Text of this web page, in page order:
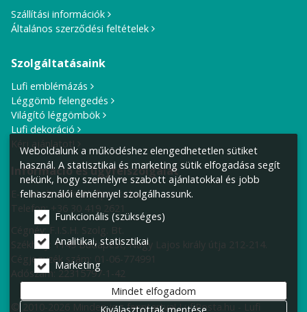
Szállítási információk
Általános szerződési feltételek
Szolgáltatásaink
Lufi emblémázás
Léggömb felengedés
Világító léggömbök
Lufi dekoráció
Kérj ajánlatot!
Információ és ügyfélszolgálat
E-mail cím:info@lufiposta.hu
Telefon:+36 30 419 2621
Cégnév: F.I.S.H. Szolg. Bt.
Székhely: 1149 Budapest, Nagy Lajos király útja 212-214.
Cégjegyzék szám: 01-06-774991
Adószám: 22315797-1-42
© 2010-2026 Minden jog fenntartva! LufiPosta.hu - Lufi
Weboldalunk a működéshez elengedhetetlen sütiket
használ. A statisztikai és marketing sütik elfogadása segít
nekünk, hogy személyre szabott ajánlatokkal és jobb
felhasználói élménnyel szolgálhassunk.
Funkcionális (szükséges)
Analitikai, statisztikai
Marketing
Mindet elfogadom